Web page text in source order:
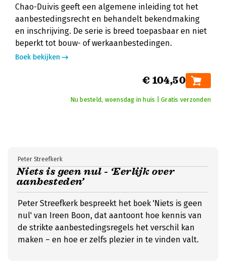
Chao-Duivis geeft een algemene inleiding tot het
aanbestedingsrecht en behandelt bekendmaking
en inschrijving. De serie is breed toepasbaar en niet
beperkt tot bouw- of werkaanbestedingen.
Boek bekijken
€ 104,50
Nu besteld, woensdag in huis | Gratis verzonden
Niets is geen nul - ‘Eerlijk over
aanbesteden’
Peter Streefkerk
Peter Streefkerk bespreekt het boek 'Niets is geen
nul' van Ireen Boon, dat aantoont hoe kennis van
de strikte aanbestedingsregels het verschil kan
maken – en hoe er zelfs plezier in te vinden valt.